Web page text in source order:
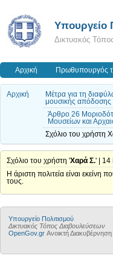
Υπουργείο
Δικτυακός
Αρχική Πρωθυπουργός
Αρχική
Μέτρα για τη
μουσικής απόδοσης
Άρθρο 26
Μουσείων και
Σχόλιο του χρήστη
Σχόλιο του χρήστη 'Χαρά Σ.' | 14
Η άριστη πολιτεία είναι
τους.
Υπουργείο Πολιτισμού
Δικτυακός Τόπος Διαβουλεύσεων
OpenGov.gr Ανοικτή Διακυβέρνηση